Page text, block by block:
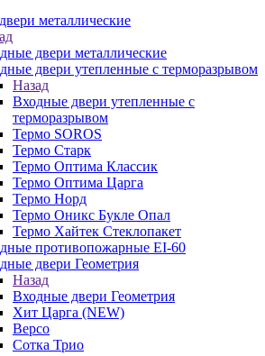
металлические
двери металлические
двери утепленные с терморазрывом
Назад
Входные двери утепленные с
терморазрывом
Термо SOROS
Термо Старк
Термо Оптима Классик
Термо Оптима Царга
Термо Норд
Термо Оникс Букле Опал
Термо Хайтек Стеклопакет
противопожарные EI-60
двери Геометрия
Назад
Входные двери Геометрия
Хит Царга (NEW)
Версо
Сотка Трио